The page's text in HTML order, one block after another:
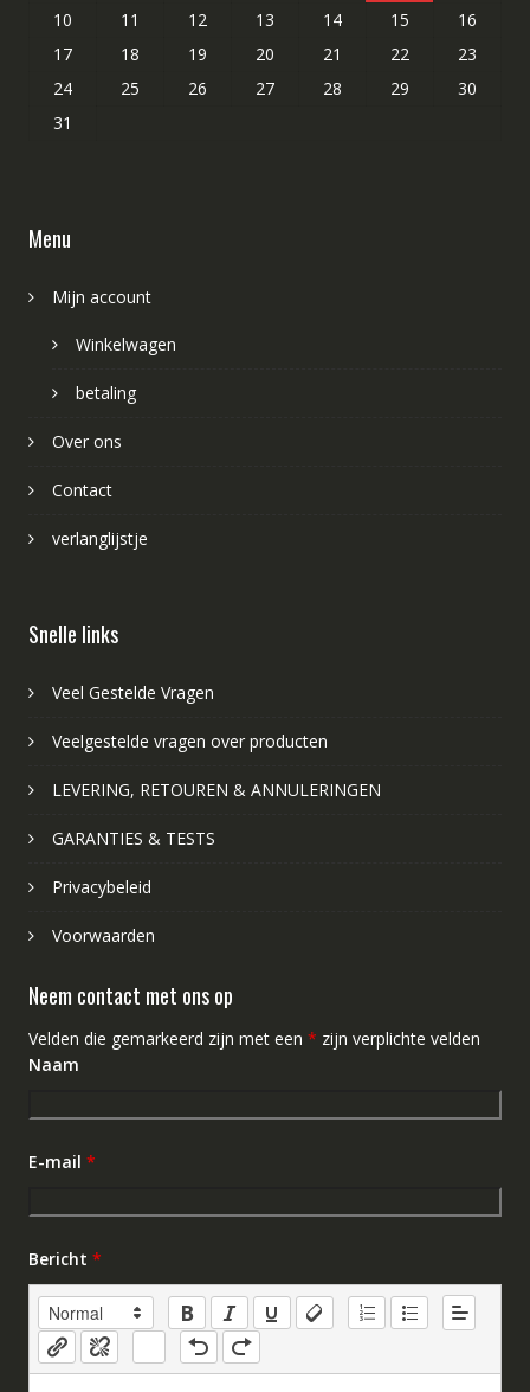
10
11 12 13 14 15
16
17
18 19 20 21 22
23
24
25 26 27 28 29
30
31
Menu
Mijn account
Winkelwagen
betaling
Over ons
Contact
verlanglijstje
Snelle links
Veel Gestelde Vragen
Veelgestelde vragen over producten
LEVERING, RETOUREN & ANNULERINGEN
GARANTIES & TESTS
Privacybeleid
Voorwaarden
Neem contact met ons op
Velden die gemarkeerd zijn met een * zijn verplichte velden
Naam
E-mail *
Bericht *